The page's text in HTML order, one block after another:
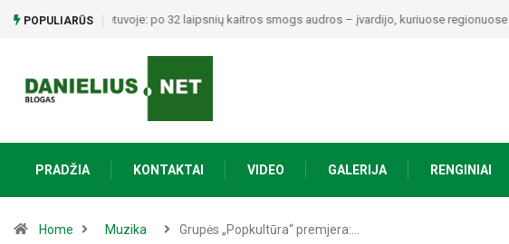
POPULIARŪS Kai sportas suvienija: Žagariuose – šventė, kurioje laimėjo bendrystė (video)
PRADŽIA KONTAKTAI VIDEO GALERIJA RENGINIAI
Home Muzika Grupės „Popkultūra“ premjera:…